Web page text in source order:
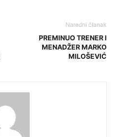
Naredni članak
PREMINUO TRENER I
MENADŽER MARKO
MILOŠEVIĆ